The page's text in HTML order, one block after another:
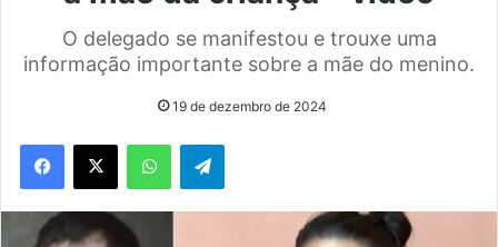
O delegado se manifestou e trouxe uma
informação importante sobre a mãe do menino.
19 de dezembro de 2024
WhatsAppTelegram